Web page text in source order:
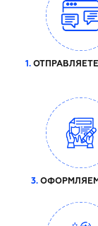
1.
3.ОФОРМЛЯЕМ